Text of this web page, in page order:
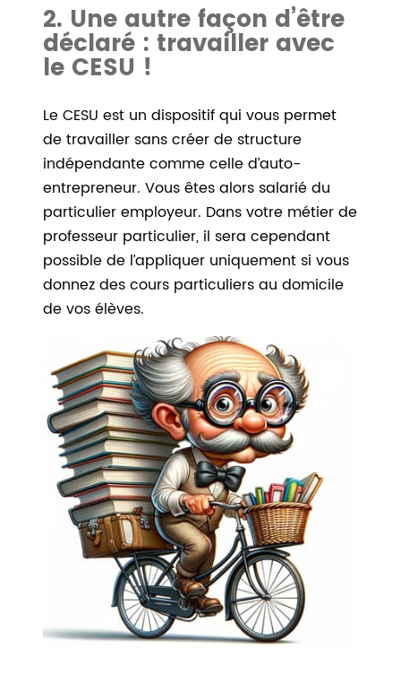
2. Une autre façon d’être
déclaré : travailler avec
le CESU !
Le CESU est un dispositif qui vous permet
de travailler sans créer de structure
indépendante comme celle d’auto-
entrepreneur. Vous êtes alors salarié du
particulier employeur. Dans votre métier de
professeur particulier, il sera cependant
possible de l’appliquer uniquement si vous
donnez des cours particuliers au domicile
de vos élèves.